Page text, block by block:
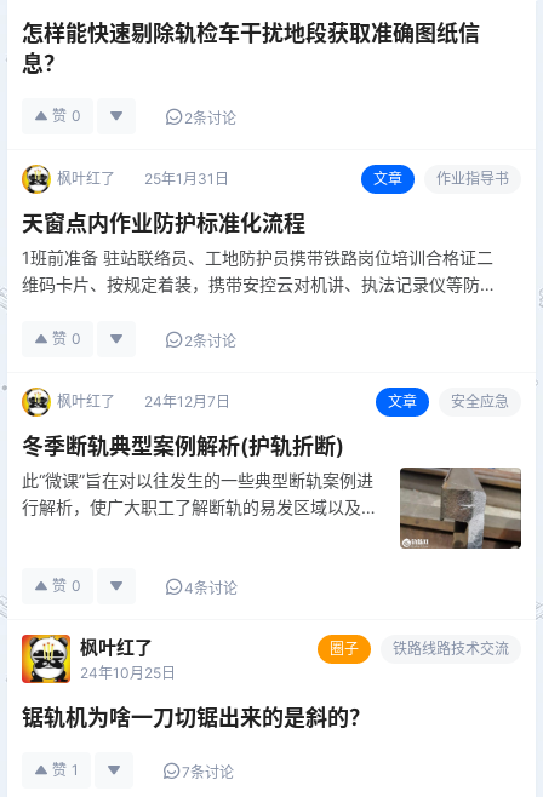
怎样能快速剔除轨检车干扰地段获取准确图纸信
息？
赞 0 2条讨论
枫叶红了 25年1月31日 文章 作业指导书
天窗点内作业防护标准化流程
1班前准备 驻站联络员、工地防护员携带铁路岗位培训合格证二
维码卡片、按规定着装，携带安控云对机讲、执法记录仪等防护
名分工会，布置作业计划，明确人员分工、防护体系等关键项
赞 0 2条讨论
枫叶红了 24年12月7日 文章 安全应急
冬季断轨典型案例解析(护轨折断)
此“微课”旨在对以往发生的一些典型断轨案例进
行解析，使广大职工了解断轨的易发区域以及正
案例 ×月×日14时30分某工长检查发现：某站
赞 0 4条讨论
枫叶红了 圈子
铁路线路技术交流
24年10月25日
锯轨机为啥一刀切锯出来的是斜的？
赞 1 7条讨论